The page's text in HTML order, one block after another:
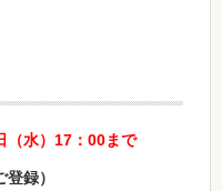
（水）17：00まで
録）